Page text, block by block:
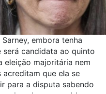
embora tenha
candidata ao quinto
eleição majoritária nem
acreditam que ela se
para a disputa sabendo